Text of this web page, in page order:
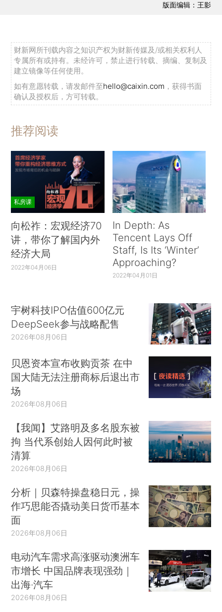
版面编辑：王影
财新网所刊载内容之知识产权为财新传媒及/或相关权利人
专属所有或持有。未经许可，禁止进行转载、摘编、复制及
建立镜像等任何使用。
如有意愿转载，请发邮件至hello@caixin.com ，获得书面
确认及授权后，方可转载。
推荐阅读
私房课
向松祚：宏观经济70
讲，带你了解国内外
经济大局
2022年04月06日
In Depth: As
Tencent Lays Off
Staff, Is Its ‘Winter’
Approaching?
2022年04月01日
宇树科技IPO估值600亿元
DeepSeek参与战略配售
2026年08月06日
贝恩资本宣布收购贡茶 在中
国大陆无法注册商标后退出市
场
2026年08月06日
【我闻】艾路明及多名股东被
拘 当代系创始人因何此时被
清算
2026年08月06日
分析｜贝森特操盘稳日元，操
作巧思能否撬动美日货币基本
面
2026年08月06日
电动汽车需求高涨驱动澳洲车
市增长 中国品牌表现强劲｜
出海·汽车
2026年08月06日